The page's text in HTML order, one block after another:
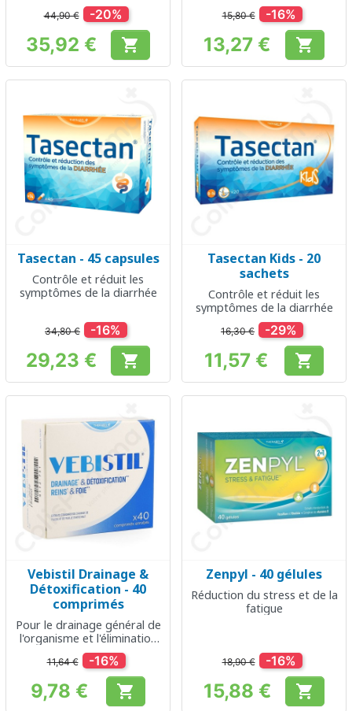
44,90 € -20%
Prix
35,92 € 
15,80 € -16%
Prix
13,27 € 
Tasectan - 45 capsules
Contrôle et réduit les
symptômes de la diarrhée
34,80 € -16%
Prix
29,23 € 
Tasectan Kids - 20
sachets
Contrôle et réduit les
symptômes de la diarrhée
16,30 € -29%
Prix
11,57 € 
Vebistil Drainage &
Détoxification - 40
comprimés
Pour le drainage général de
l'organisme et l'élimination
rénale
11,64 € -16%
Prix
9,78 € 
Zenpyl - 40 gélules
Réduction du stress et de la
fatigue
18,90 € -16%
Prix
15,88 € 